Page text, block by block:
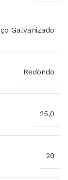
Galvanizado
Redondo
25,0
20